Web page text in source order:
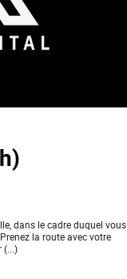
dans le cadre duquel vous
la route avec votre
(...)